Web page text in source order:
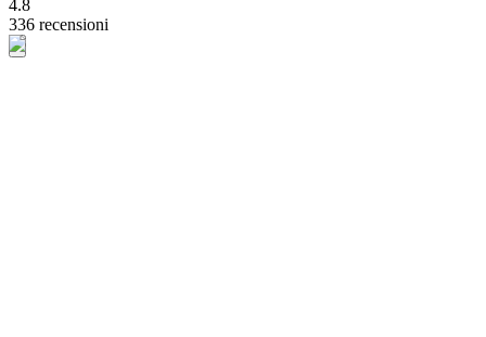
4.8
336 recensioni